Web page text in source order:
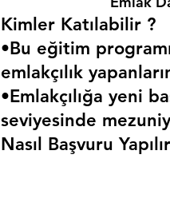
Kimler Katılabilir ?
•Bu eğitim
emlakçılık
•Emlakçılığa yeni
seviyesinde
Nasıl Başvuru